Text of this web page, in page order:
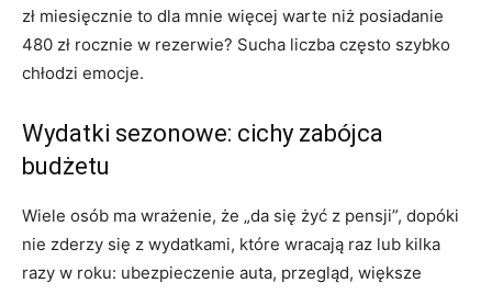
zł miesięcznie to dla mnie więcej warte niż posiadanie
480 zł rocznie w rezerwie? Sucha liczba często szybko
chłodzi emocje.
Wydatki sezonowe: cichy zabójca
budżetu
Wiele osób ma wrażenie, że „da się żyć z pensji”, dopóki
nie zderzy się z wydatkami, które wracają raz lub kilka
razy w roku: ubezpieczenie auta, przegląd, większe